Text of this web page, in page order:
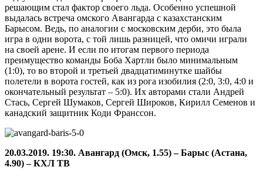
решающим стал фактор своего льда. Особенно успешной
выдалась встреча омского Авангарда с казахстанским
Барысом. Ведь, по аналогии с московским дерби, это была
игра в одни ворота, с той лишь разницей, что омичи играли
на своей арене. И если по итогам первого периода
преимущество команды Боба Хартли было минимальным
(1:0), то во второй и третьей двадцатиминутке шайбы
полетели в ворота гостей, как из рога изобилия (2:0, 3:0, 4:0 и
окончательный результат – 5:0). Их авторами стали Андрей
Стась, Сергей Шумаков, Сергей Широков, Кирилл Семенов и
канадский защитник Коди Франссон.
20.03.2019. 19:30. Авангард (Омск, 1.55) – Барыс (Астана,
4.90) – КХЛ ТВ